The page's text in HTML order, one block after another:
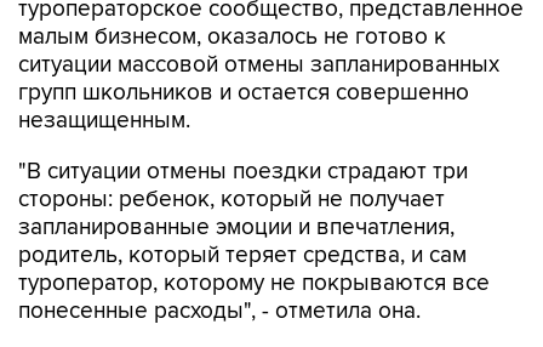
туроператорское сообщество, представленное
малым бизнесом, оказалось не готово к
ситуации массовой отмены запланированных
групп школьников и остается совершенно
незащищенным.
"В ситуации отмены поездки страдают три
стороны: ребенок, который не получает
запланированные эмоции и впечатления,
родитель, который теряет средства, и сам
туроператор, которому не покрываются все
понесенные расходы", - отметила она.